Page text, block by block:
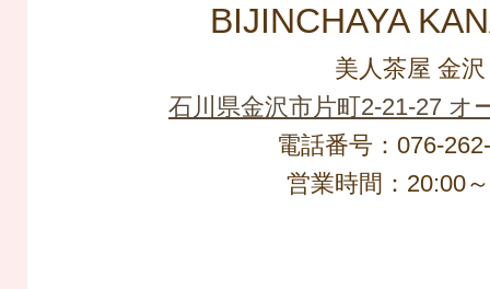
BIJINCHAYA
美人茶屋 金沢
石川県金沢市片町2-21-27 オ
電話番号：076-
営業時間：20:00